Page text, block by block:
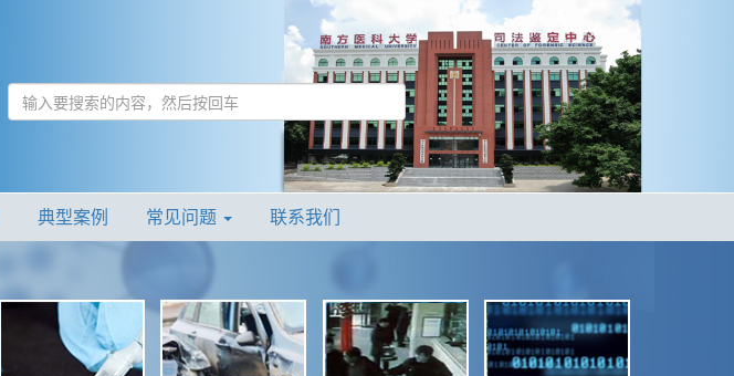
典型案例 常见问题 联系我们